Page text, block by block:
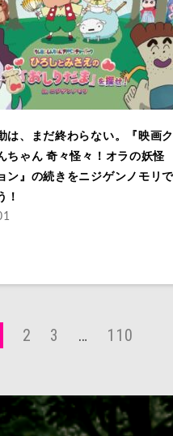
は、まだ終わらない。『映画ク
ちゃん 奇々怪々！オラの妖怪
ン』の続きをニジゲンノモリで
！
2 3 … 110